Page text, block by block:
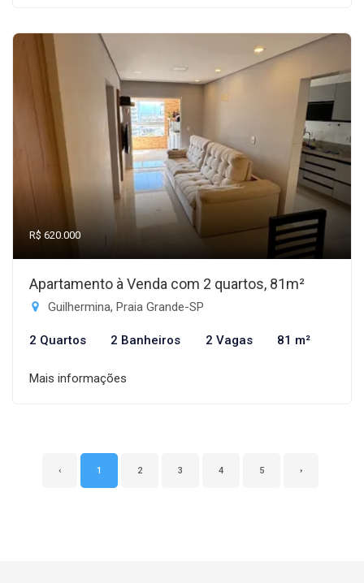
R$ 620.000
Apartamento à Venda com 2 quartos, 81m²
Guilhermina, Praia Grande-SP
2 Quartos 2 Banheiros 2 Vagas 81 m²
Mais informações
‹ 1 2 3 4 5 ›